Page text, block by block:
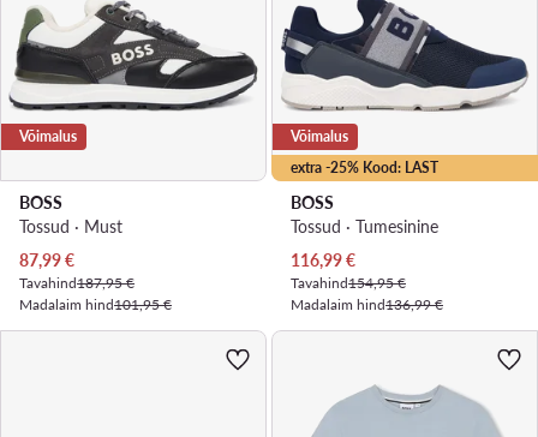
Võimalus
BOSS
Tossud · Must
Praegune hind
87,99€
Tavahind187,95 €
Madalaim hind101,95 €
extra -25% Kood: LAST
Võimalus
BOSS
Tossud · Tumesinine
Praegune hind
116,99€
Tavahind154,95 €
Madalaim hind136,99 €